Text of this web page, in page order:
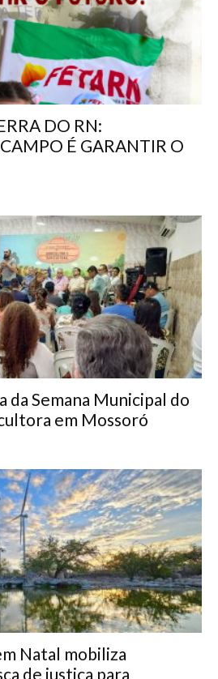
DO RN:
É GARANTIR O
da Semana Municipal do
em Mossoró
Natal mobiliza
de justiça para